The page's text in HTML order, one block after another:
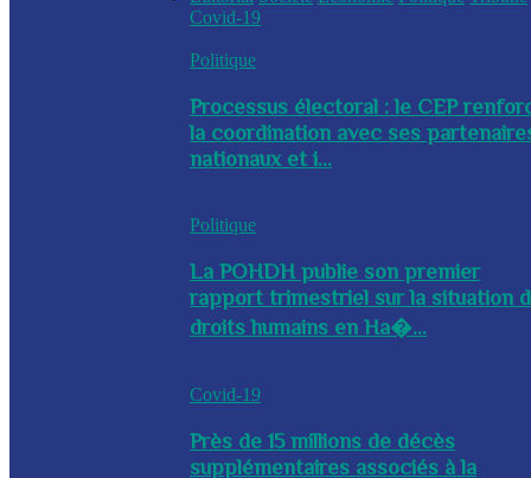
Covid-19
Politique
Processus électoral : le CEP
la coordination avec ses
nationaux et i...
Politique
La POHDH publie son premier
rapport trimestriel sur la situation
droits humains en Ha�...
Covid-19
Près de 15 millions de décès
supplémentaires associés à la